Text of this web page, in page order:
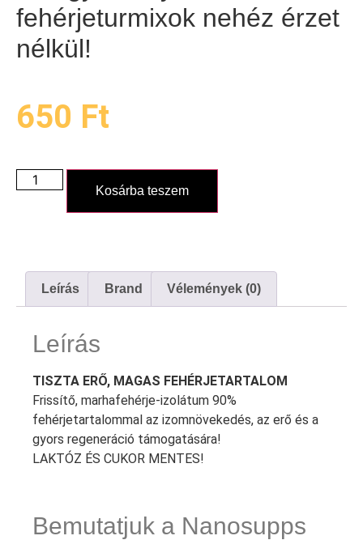
fehérjeturmixok nehéz érzet
nélkül!
650 Ft
Kosárba teszem
Leírás Brand Vélemények (0)
Leírás
TISZTA ERŐ, MAGAS FEHÉRJETARTALOM
Frissítő, marhafehérje-izolátum 90%
fehérjetartalommal az izomnövekedés, az erő és a
gyors regeneráció támogatására!
LAKTÓZ ÉS CUKOR MENTES!
Bemutatjuk a Nanosupps